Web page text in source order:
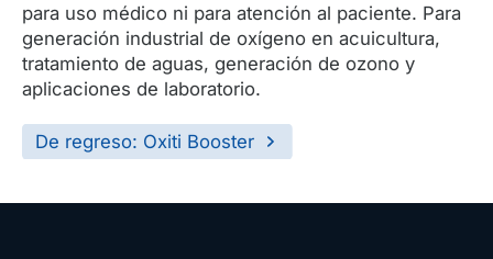
para uso médico ni para atención al paciente. Para
generación industrial de oxígeno en acuicultura,
tratamiento de aguas, generación de ozono y
aplicaciones de laboratorio.
De regreso: Oxiti Booster